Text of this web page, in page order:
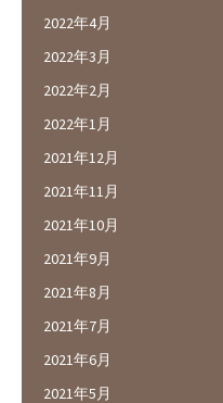
2022年4月
2022年3月
2022年2月
2022年1月
2021年12月
2021年11月
2021年10月
2021年9月
2021年8月
2021年7月
2021年6月
2021年5月